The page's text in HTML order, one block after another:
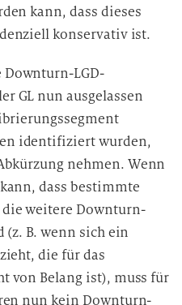
kann, dass dieses
konservativ ist.
LGD-
GL nun ausgelassen
identifiziert wurden,
nehmen. Wenn
dass bestimmte
weitere Downturn-
B. wenn sich ein
die für das
von Belang ist), muss für
nun kein Downturn-